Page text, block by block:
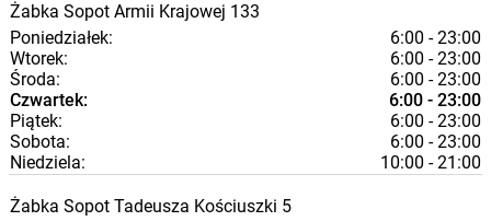
Żabka Sopot Armii Krajowej 133
Poniedziałek:
6:00 - 23:00
Wtorek:
6:00 - 23:00
Środa:
6:00 - 23:00
Czwartek:
6:00 - 23:00
Piątek:
6:00 - 23:00
Sobota:
6:00 - 23:00
Niedziela:
10:00 - 21:00
Żabka Sopot Tadeusza Kościuszki 5